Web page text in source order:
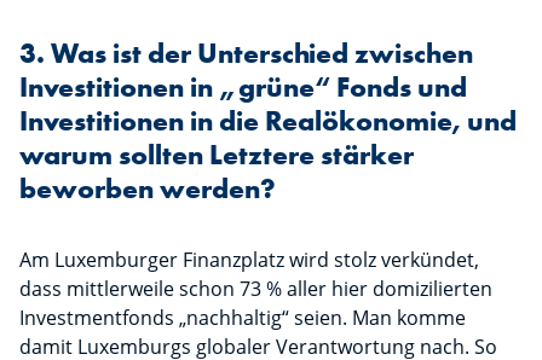
3. Was ist der Unterschied zwischen
Investitionen in „grüne“ Fonds und
Investitionen in die Realökonomie, und
warum sollten Letztere stärker
beworben werden?
Am Luxemburger Finanzplatz wird stolz verkündet,
dass mittlerweile schon 73 % aller hier domizilierten
Investmentfonds „nachhaltig“ seien. Man komme
damit Luxemburgs globaler Verantwortung nach. So